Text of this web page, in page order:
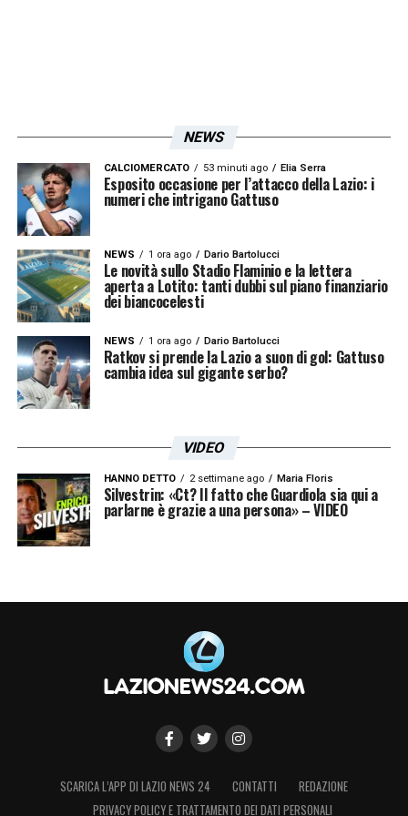
L’ultima volta che Nani ha indossato la
maglia della nazionale risale al 2017 durante
la Conderations Cup. Questa del mondiale
potrebbe quindi essere un’altra delusione, in
una stagione prettamente negativa oppure
potrebbe spingere l’attaccante a fare il
massimo per la Lazio così da poter
riconquistare la fiducia del ct portoghese e di
Simone Inzaghi.
NEWS
CALCIOMERCATO 53 minuti ago Elia Serra
Esposito occasione per l’attacco della Lazio: i
numeri che intrigano Gattuso
NEWS 1 ora ago Dario Bartolucci
Le novità sullo Stadio Flaminio e la lettera
aperta a Lotito: tanti dubbi sul piano finanziario
dei biancocelesti
NEWS 1 ora ago Dario Bartolucci
Ratkov si prende la Lazio a suon di gol: Gattuso
cambia idea sul gigante serbo?
VIDEO
HANNO DETTO 2 settimane ago Maria Floris
Silvestrin: «Ct? Il fatto che Guardiola sia qui a
parlarne è grazie a una persona» – VIDEO
SCARICA L’APP DI LAZIO NEWS 24 CONTATTI
REDAZIONE
PRIVACY POLICY E TRATTAMENTO DEI DATI PERSONALI